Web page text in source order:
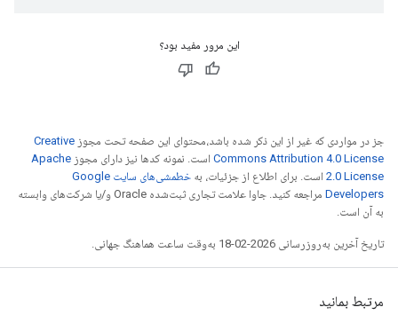
این مرور مفید بود؟
جز در مواردی که غیر از این ذکر شده باشد،‌محتوای این صفحه تحت مجوز Creative
Commons Attribution 4.0 License است. نمونه کدها نیز دارای مجوز Apache
2.0 License است. برای اطلاع از جزئیات، به
خطمشی‌های سایت Google
Developers‏
مراجعه کنید. جاوا علامت تجاری ثبت‌شده Oracle و/یا شرکت‌های وابسته
به آن است.
تاریخ آخرین به‌روزرسانی 2026-02-18 به‌وقت ساعت هماهنگ جهانی.
مرتبط بمانید